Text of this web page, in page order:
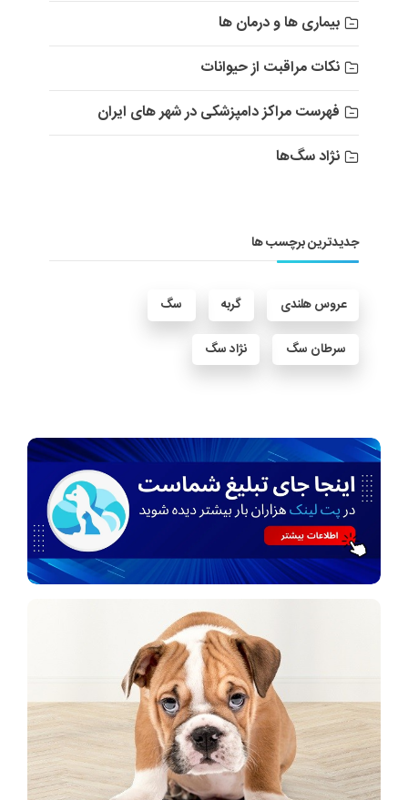
بیماری ها و درمان ها
نکات مراقبت از حیوانات
فهرست مراکز دامپزشکی در شهر های ایران
نژاد سگ‌ها
جدیدترین برچسب ها
عروس هلندی گربه سگ
سرطان سگ نژاد سگ